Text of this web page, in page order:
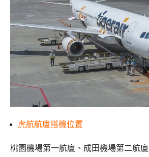
虎航航廈搭機位置
桃園機場第一航廈、成田機場第二航廈